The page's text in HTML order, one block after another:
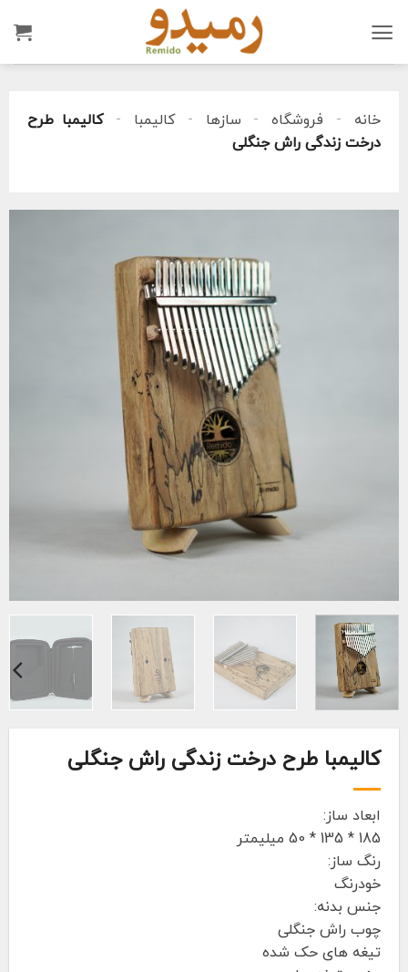
خانه - فروشگاه - سازها - کالیمبا - کالیمبا طرح
درخت زندگی راش جنگلی
کالیمبا طرح درخت زندگی راش جنگلی
ابعاد ساز:
185 * 135 * 50 میلیمتر
رنگ ساز:
خودرنگ
جنس بدنه:
چوب راش جنگلی
تیغه های حک شده